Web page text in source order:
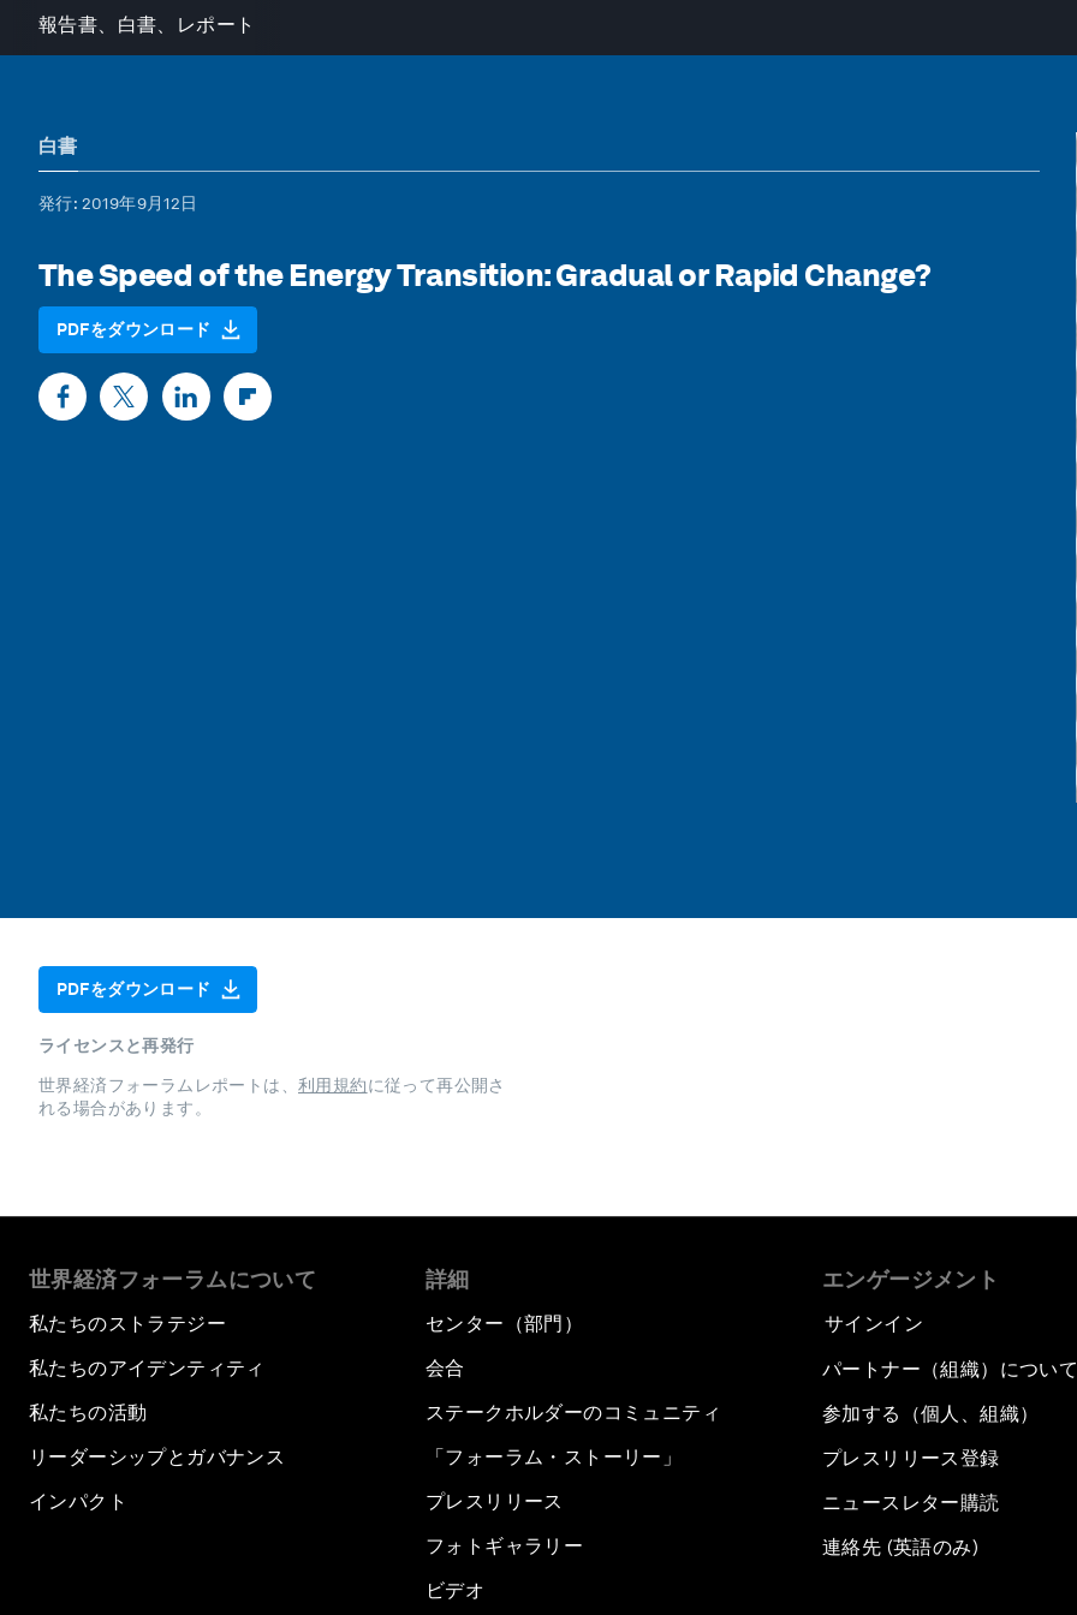
報告書、白書、レポート
白書
発行: 2019年9月12日
The Speed of the Energy Transition: Gradual or Rapid Change?
PDFをダウンロード
PDFをダウンロード
ライセンスと再発行
世界経済フォーラムレポートは、 利用規約に従って再公開さ
れる場合があります。
世界経済フォーラムについて
私たちのストラテジー
私たちのアイデンティティ
私たちの活動
リーダーシップとガバナンス
インパクト
詳細
センター（部門）
会合
ステークホルダーのコミュニティ
「フォーラム・ストーリー」
プレスリリース
フォトギャラリー
ビデオ
エンゲージメント
サインイン
パートナー（組織）について
参加する（個人、組織）
プレスリリース登録
ニュースレター購読
連絡先 (英語のみ)